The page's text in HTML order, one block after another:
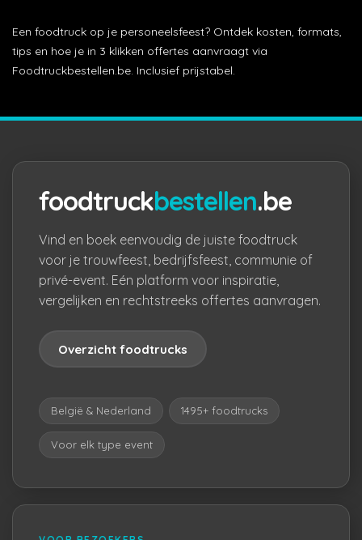
Een foodtruck op je personeelsfeest? Ontdek kosten, formats,
tips en hoe je in 3 klikken offertes aanvraagt via
Foodtruckbestellen.be. Inclusief prijstabel.
foodtruckbestellen.be
Vind en boek eenvoudig de juiste foodtruck
voor je trouwfeest, bedrijfsfeest, communie of
privé-event. Eén platform voor inspiratie,
vergelijken en rechtstreeks offertes aanvragen.
Overzicht foodtrucks
België & Nederland 1495+ foodtrucks
Voor elk type event